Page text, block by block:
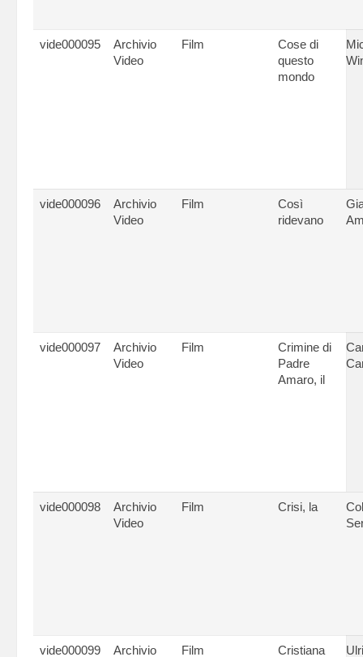
vide000095
Archivio
Video
Film
Cose di
questo
mondo
vide000096
Archivio
Video
Film
Così
ridevano
vide000097
Archivio
Video
Film
Crimine di
Padre
Amaro, il
vide000098
Archivio
Video
Film Crisi, la
vide000099 Archivio Film Cristiana